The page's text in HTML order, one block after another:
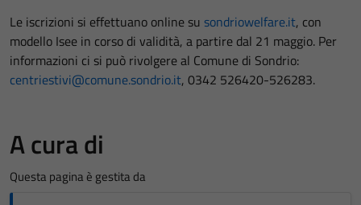
Le iscrizioni si effettuano online su sondriowelfare.it, con
modello Isee in corso di validità, a partire dal 21 maggio. Per
informazioni ci si può rivolgere al Comune di Sondrio:
centriestivi@comune.sondrio.it, 0342 526420-526283.
A cura di
Questa pagina è gestita da